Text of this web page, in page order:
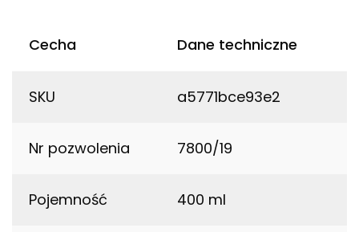
Cecha Dane techniczne
SKU a5771bce93e2
Nr pozwolenia 7800/19
Pojemność 400 ml